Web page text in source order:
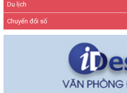
Du lịch
Chuyển đổi số